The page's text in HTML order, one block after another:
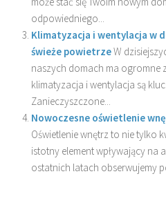
odpowiedniego...
Klimatyzacja i wentylacja w
świeże powietrzeW
naszych domach ma ogromne
klimatyzacja i wentylacja są
Zanieczyszczone...
Nowoczesne oświetlenie
Oświetlenie wnętrz to nie tylko
istotny element wpływający na
ostatnich latach obserwujemy